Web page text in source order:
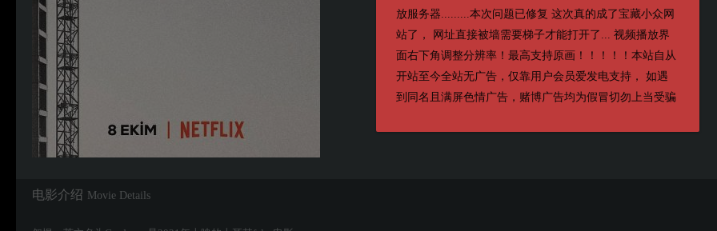
放服务器.........本次问题已修复 这次真的成了宝藏小众网
站了， 网址直接被墙需要梯子才能打开了... 视频播放界
面右下角调整分辨率！最高支持原画！！！！！本站自从
开站至今全站无广告，仅靠用户会员爱发电支持， 如遇
到同名且满屏色情广告，赌博广告均为假冒切勿上当受骗
电影介绍 Movie Details